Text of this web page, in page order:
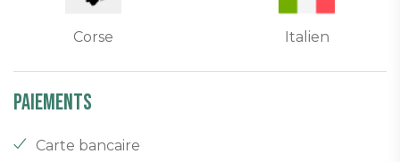
Corse Italien
Paiements
Carte bancaire